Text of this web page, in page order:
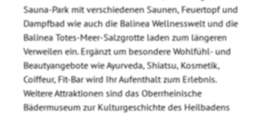
Sauna-Park mit verschiedenen Saunen, Feuertopf und
Dampfbad wie auch die Balinea Wellnesswelt und die
Balinea Totes-Meer-Salzgrotte laden zum längeren
Verweilen ein. Ergänzt um besondere Wohlfühl- und
Beautyangebote wie Ayurveda, Shiatsu, Kosmetik,
Coiffeur, Fit-Bar wird Ihr Aufenthalt zum Erlebnis.
Weitere Attraktionen sind das Oberrheinische
Bädermuseum zur Kulturgeschichte des Heilbadens